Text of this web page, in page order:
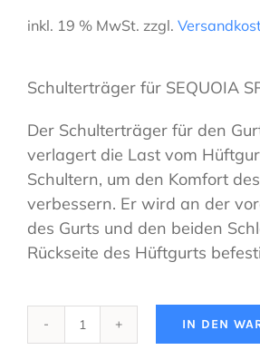
inkl. 19 % MwSt. zzgl.
Schulterträger für SEQUOIA
Der Schulterträger für den
verlagert die Last vom
Schultern, um den Komfort
verbessern. Er wird an der
des Gurts und den beiden
Rückseite des Hüftgurts
PETZL
IN DEN